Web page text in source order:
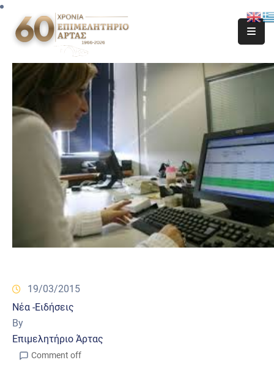
19/03/2015
Νέα -Ειδήσεις
By
Επιμελητήριο Άρτας
Comment off